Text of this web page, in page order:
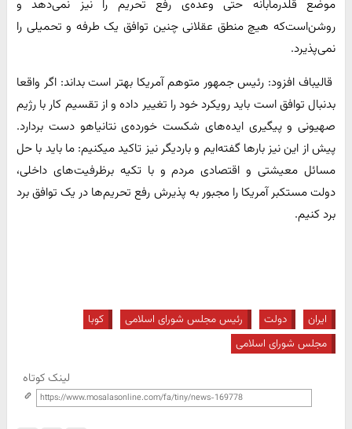
موضع قلدرمأبانه حتی وعده‌ی رفع تحریم را نیز نمی‌دهد و
روشن‌است‌که هیچ منطق عقلانی چنین توافق یک طرفه و تحمیلی را
نمی‌پذیرد.
قالیباف افزود: رئیس جمهور متوهم آمریکا بهتر است بداند: اگر واقعا
بدنبال توافق است باید رویکرد خود را تغییر داده و از تقسیم کار با رژیم
صهیونی و پیگیری ایده‌های شکست خورده‌ی نتانیاهو دست بردارد.
پیش از این نیز بار‌ها گفته‌ایم و باردیگر نیز تاکید میکنیم: ما باید با حل
مسائل معیشتی و اقتصادی مردم و با تکیه برظرفیت‌های داخلی،
دولت مستکبر آمریکا را مجبور به پذیرش رفع تحریم‌ها در یک توافق برد
برد کنیم.
ایران دولت رئیس مجلس شورای اسلامی
کوبا
مجلس شورای اسلامی
لینک کوتاه